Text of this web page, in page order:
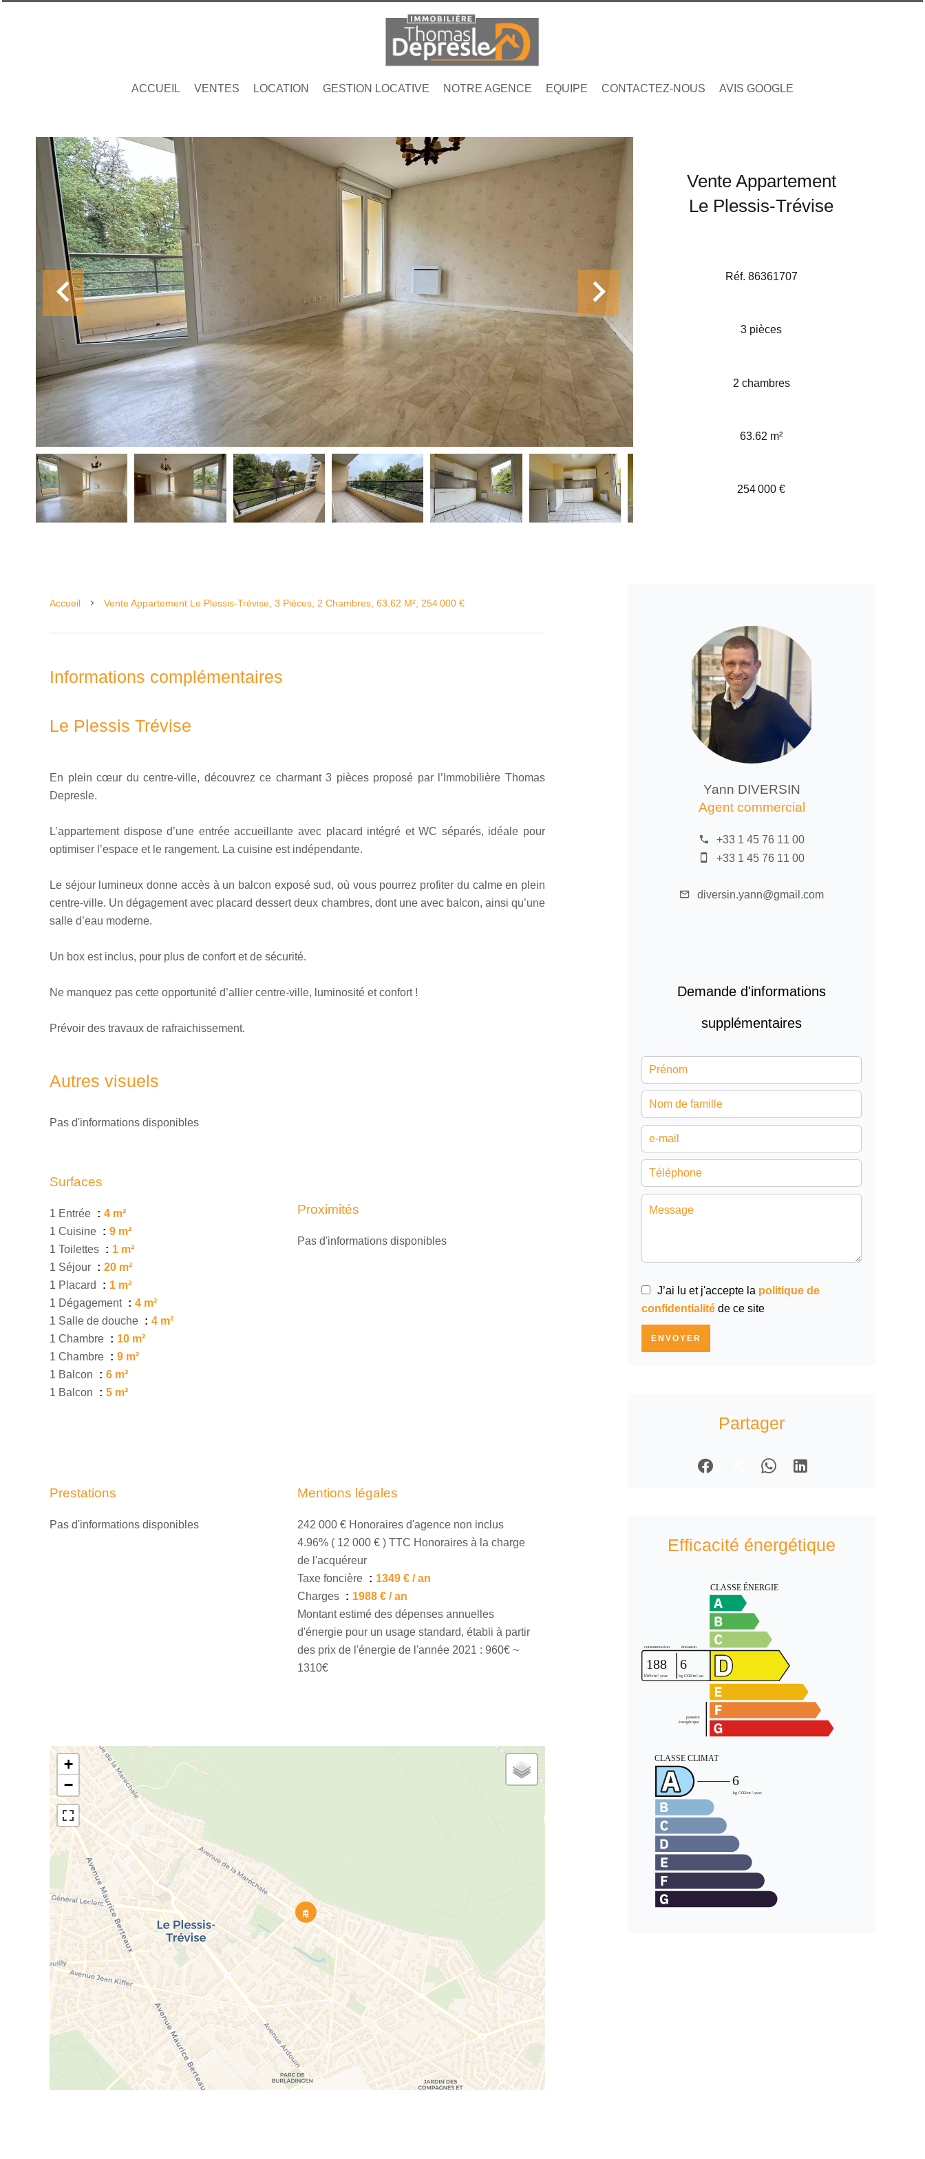
ACCUEIL VENTES LOCATION GESTION LOCATIVE NOTRE AGENCE EQUIPE CONTACTEZ-NOUS AVIS GOOGLE
Vente Appartement
Le Plessis-Trévise
Réf. 86361707
3 pièces
2 chambres
63.62 m²
254 000 €
Accueil Vente Appartement Le Plessis-Trévise, 3 Pièces, 2 Chambres, 63.62 M², 254 000 €
Informations complémentaires
Le Plessis Trévise
En plein cœur du centre-ville, découvrez ce charmant 3 pièces proposé par l’Immobilière Thomas
Depresle.
L’appartement dispose d’une entrée accueillante avec placard intégré et WC séparés, idéale pour
optimiser l’espace et le rangement. La cuisine est indépendante.
Le séjour lumineux donne accès à un balcon exposé sud, où vous pourrez profiter du calme en plein
centre-ville. Un dégagement avec placard dessert deux chambres, dont une avec balcon, ainsi qu’une
salle d’eau moderne.
Un box est inclus, pour plus de confort et de sécurité.
Ne manquez pas cette opportunité d’allier centre-ville, luminosité et confort !
Prévoir des travaux de rafraichissement.
Autres visuels
Pas d'informations disponibles
Surfaces
1 Entrée
4 m²
1 Cuisine
9 m²
1 Toilettes
1 m²
1 Séjour
20 m²
1 Placard
1 m²
1 Dégagement
4 m²
1 Salle de douche
4 m²
1 Chambre
10 m²
1 Chambre
9 m²
1 Balcon
6 m²
1 Balcon
5 m²
Proximités
Pas d'informations disponibles
Prestations
Pas d'informations disponibles
Mentions légales
242 000 € Honoraires d'agence non inclus
4.96% ( 12 000 € ) TTC Honoraires à la charge
de l'acquéreur
Taxe foncière
1349 € / an
Charges
1988 € / an
Montant estimé des dépenses annuelles
d'énergie pour un usage standard, établi à partir
des prix de l'énergie de l'année 2021 : 960€ ~
1310€
+
−
Yann DIVERSIN
Agent commercial
+33 1 45 76 11 00
+33 1 45 76 11 00
diversin.yann@gmail.com
Demande d'informations
supplémentaires
J’ai lu et j'accepte la politique de
confidentialité de ce site
ENVOYER
Partager
Efficacité énergétique